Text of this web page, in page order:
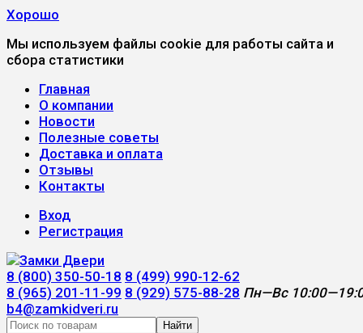
Хорошо
Мы используем файлы cookie для работы сайта и
сбора статистики
Главная
О компании
Новости
Полезные советы
Доставка и оплата
Отзывы
Контакты
Вход
Регистрация
8 (800) 350-50-18 8 (499) 990-12-62
8 (965) 201-11-99 8 (929) 575-88-28 Пн—Вс
b4@zamkidveri.ru
Найти